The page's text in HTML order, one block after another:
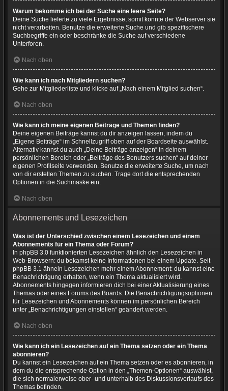
Warum bekomme ich bei der Suche eine leere Seite?
Deine Suche lieferte zu viele Ergebnisse, somit konnte der Webserver sie
nicht verarbeiten. Benutze die erweiterte Suche und gib spezifischere
Suchbegriffe ein oder beschränke die Suche auf verschiedene
Unterforen.
Nach oben
Wie kann ich nach Mitgliedern suchen?
Gehe zur Mitgliederliste und klicke auf „Nach einem Mitglied suchen“.
Nach oben
Wie kann ich meine eigenen Beiträge und Themen finden?
Deine eigenen Beiträge kannst du dir anzeigen lassen, indem du
„Eigene Beiträge“ im Schnellzugriff oben auf der Boardseite auswählst.
Alternativ kannst du auch „Deine Beiträge anzeigen“ in deinem
persönlichen Bereich oder „Beiträge des Benutzers suchen“ auf deiner
eigenen Profilseite verwenden. Benutze die erweiterte Suche, um nach
von dir erstellen Themen zu suchen. Trage dort die entsprechenden
Optionen in die Suchmaske ein.
Nach oben
Abonnements und Lesezeichen
Was ist der Unterschied zwischen einem Lesezeichen und einem
Abonnements für ein Thema oder Forum?
In phpBB 3.0 funktionierten Lesezeichen ähnlich den Lesezeichen in
Web-Browsern: du bekamst keine Informationen bei einem Update. Seit
phpBB 3.1 ähneln Lesezeichen mehr einem Abonnement: du kannst eine
Benachrichtigung erhalten, wenn ein Thema aktualisiert wird.
Abonnements hingegen informieren dich bei einer Aktualisierung eines
Themas oder eines Forums des Boards. Die Benachrichtigungsoptionen
für Lesezeichen und Abonnements können im persönlichen Bereich
unter „Benachrichtigungen einstellen“ geändert werden.
Nach oben
Wie kann ich ein Lesezeichen auf ein Thema setzen oder ein Thema
abonnieren?
Du kannst ein Lesezeichen auf ein Thema setzen oder es abonnieren, in
dem du die entsprechende Option in den „Themen-Optionen“ auswählst,
die sich normalerweise ober- und unterhalb des Diskussionsverlaufs des
Themas befinden.